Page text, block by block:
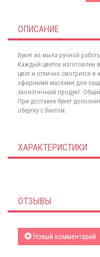
ОПИСАНИЕ
Букет из мыла ручной
Каждый цветок изготовлен
цвет и отлично смотрится
эфирными маслами для
экологичный продукт.
При доставке букет
обертку с бантом.
ХАРАКТЕРИСТИКИ
ОТЗЫВЫ
Новый комментарий